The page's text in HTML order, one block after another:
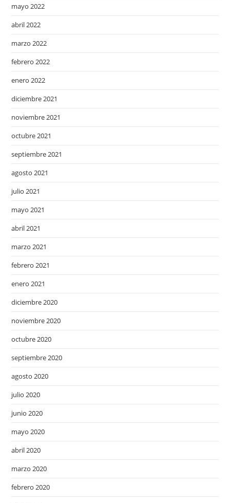
mayo 2022
abril 2022
marzo 2022
febrero 2022
enero 2022
diciembre 2021
noviembre 2021
octubre 2021
septiembre 2021
agosto 2021
julio 2021
mayo 2021
abril 2021
marzo 2021
febrero 2021
enero 2021
diciembre 2020
noviembre 2020
octubre 2020
septiembre 2020
agosto 2020
julio 2020
junio 2020
mayo 2020
abril 2020
marzo 2020
febrero 2020